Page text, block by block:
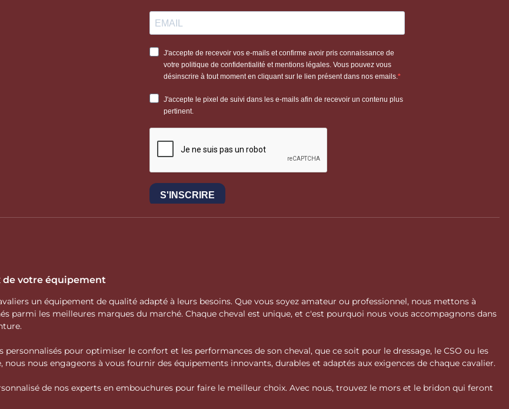
de votre équipement
un équipement de qualité adapté à leurs besoins. Que vous soyez amateur ou professionnel, nous mettons à
parmi les meilleures marques du marché. Chaque cheval est unique, et c'est pourquoi nous vous accompagnons dans
pour optimiser le confort et les performances de son cheval, que ce soit pour le dressage, le CSO ou les
nous engageons à vous fournir des équipements innovants, durables et adaptés aux exigences de chaque cavalier.
de nos experts en embouchures pour faire le meilleur choix. Avec nous, trouvez le mors et le bridon qui feront